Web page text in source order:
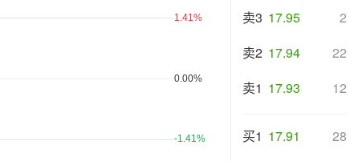
卖3 17.95
2
卖2 17.94
22
卖1 17.93 12
买1 17.91
28